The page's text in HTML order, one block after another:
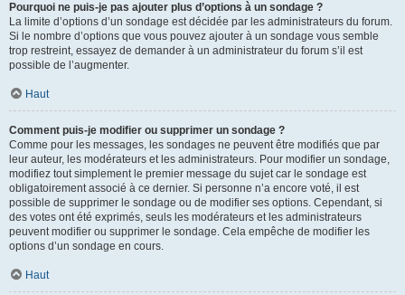
Pourquoi ne puis-je pas ajouter plus d’options à un sondage ?
La limite d’options d’un sondage est décidée par les administrateurs du forum.
Si le nombre d’options que vous pouvez ajouter à un sondage vous semble
trop restreint, essayez de demander à un administrateur du forum s’il est
possible de l’augmenter.
Haut
Comment puis-je modifier ou supprimer un sondage ?
Comme pour les messages, les sondages ne peuvent être modifiés que par
leur auteur, les modérateurs et les administrateurs. Pour modifier un sondage,
modifiez tout simplement le premier message du sujet car le sondage est
obligatoirement associé à ce dernier. Si personne n’a encore voté, il est
possible de supprimer le sondage ou de modifier ses options. Cependant, si
des votes ont été exprimés, seuls les modérateurs et les administrateurs
peuvent modifier ou supprimer le sondage. Cela empêche de modifier les
options d’un sondage en cours.
Haut